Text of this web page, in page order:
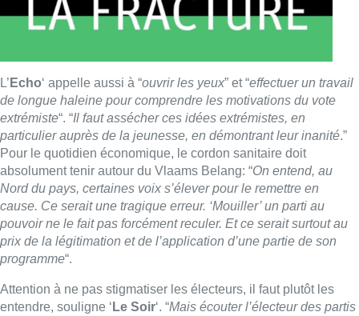
L’ Echo‘ appelle aussi à “ouvrir les yeux” et “effectuer un travail
de longue haleine pour comprendre les motivations du vote
extrémiste“. “Il faut assécher ces idées extrémistes, en
particulier auprès de la jeunesse, en démontrant leur inanité.”
Pour le quotidien économique, le cordon sanitaire doit
absolument tenir autour du Vlaams Belang: “On entend, au
Nord du pays, certaines voix s’élever pour le remettre en
cause. Ce serait une tragique erreur. ‘Mouiller’ un parti au
pouvoir ne le fait pas forcément reculer. Et ce serait surtout au
prix de la légitimation et de l’application d’une partie de son
programme“.
Attention à ne pas stigmatiser les électeurs, il faut plutôt les
entendre, souligne ‘ Le Soir‘. “Mais écouter l’électeur des partis